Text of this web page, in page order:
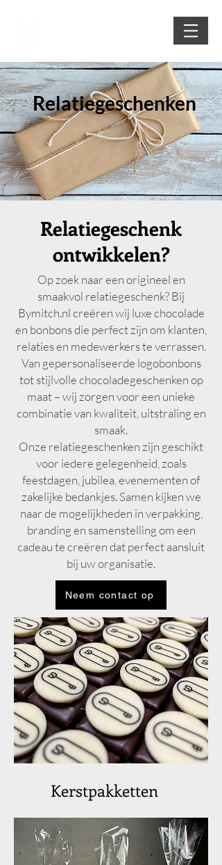
Relatiegeschenken
Relatiegeschenk
ontwikkelen?
Op zoek naar een origineel en
smaakvol relatiegeschenk? Bij
Bymitch.nl creëren wij luxe chocolade
en bonbons die perfect zijn om klanten,
relaties en medewerkers te verrassen.
Van gepersonaliseerde logobonbons
tot stijlvolle chocoladegeschenken op
maat – wij zorgen voor een unieke
combinatie van kwaliteit, uitstraling en
smaak.
Onze relatiegeschenken zijn geschikt
voor iedere gelegenheid, zoals
feestdagen, jubilea, evenementen of
zakelijke bedankjes. Samen kijken we
naar de mogelijkheden in verpakking,
branding en samenstelling om een
cadeau te creëren dat perfect aansluit
bij uw organisatie.
Neem contact op
Kerstpakketten